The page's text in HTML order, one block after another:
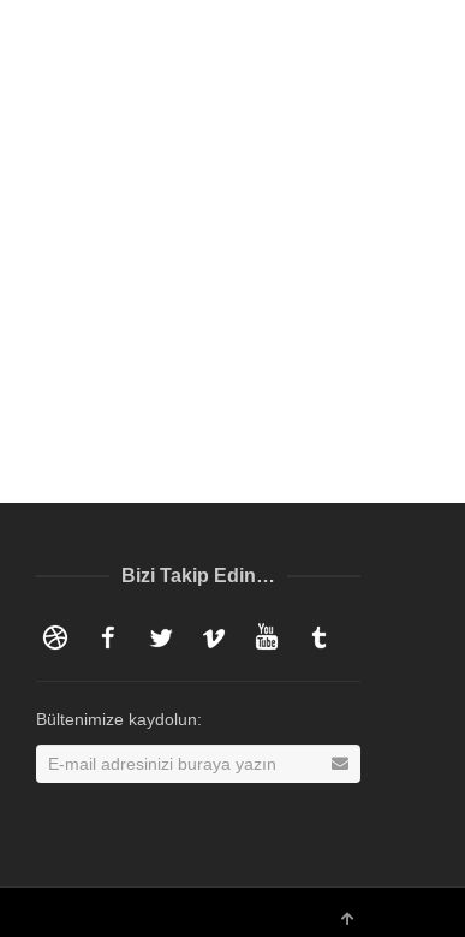
Bizi Takip Edin…
Dribbble FacebookTwitter Vimeo YouTube
Bültenimize kaydolun: